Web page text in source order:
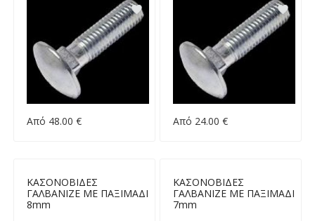
Από 48.00 € Από 24.00 €
ΚΑΣΟΝΟΒΙΔΕΣ
ΓΑΛΒΑΝΙΖΕ ΜΕ ΠΑΞΙΜΑΔΙ
8mm
ΚΑΣΟΝΟΒΙΔΕΣ
ΓΑΛΒΑΝΙΖΕ ΜΕ ΠΑΞΙΜΑΔΙ
7mm